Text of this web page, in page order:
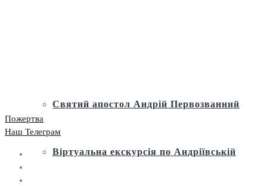
Святий апостол Андрій Первозванний
Віртуальна екскурсія по Андріївській
Пожертва
Наш Телеграм